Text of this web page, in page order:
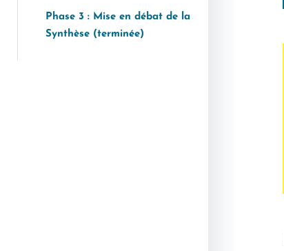
Phase 3 : Mise en débat de la
Synthèse (terminée)